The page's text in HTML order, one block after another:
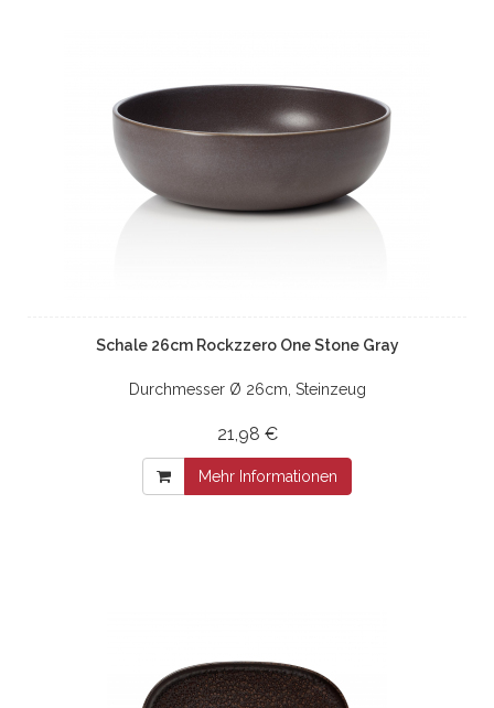
Schale 26cm Rockzzero One Stone Gray
Durchmesser Ø 26cm, Steinzeug
21,98 €
Mehr Informationen